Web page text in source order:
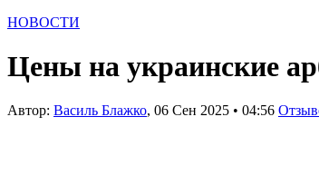
НОВОСТИ
Цены на украинские
Автор: Василь Блажко, 06 Сен 2025 • 04:56